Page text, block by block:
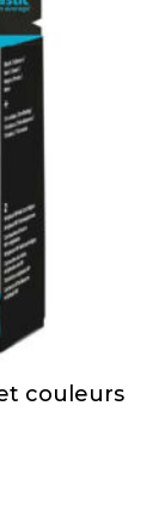
couleurs